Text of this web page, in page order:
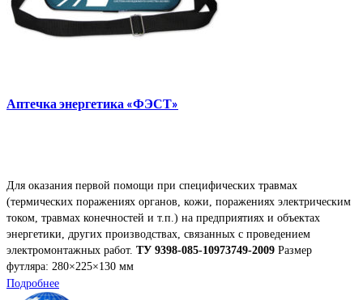
Аптечка энергетика «ФЭСТ»
Для оказания первой помощи при специфических травмах
(термических поражениях органов, кожи, поражениях электрическим
током, травмах конечностей и т.п.) на предприятиях и объектах
энергетики, других производствах, связанных с проведением
электромонтажных работ. ТУ 9398-085-10973749-2009 Размер
футляра: 280×225×130 мм
Подробнее